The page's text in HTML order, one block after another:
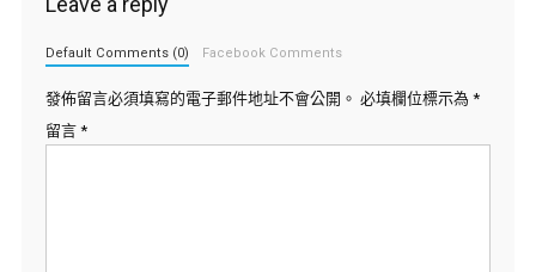
Default Comments (0) Facebook Comments
發佈留言必須填寫的電子郵件地址不會公開。 必填欄位標示為 *
留言 *